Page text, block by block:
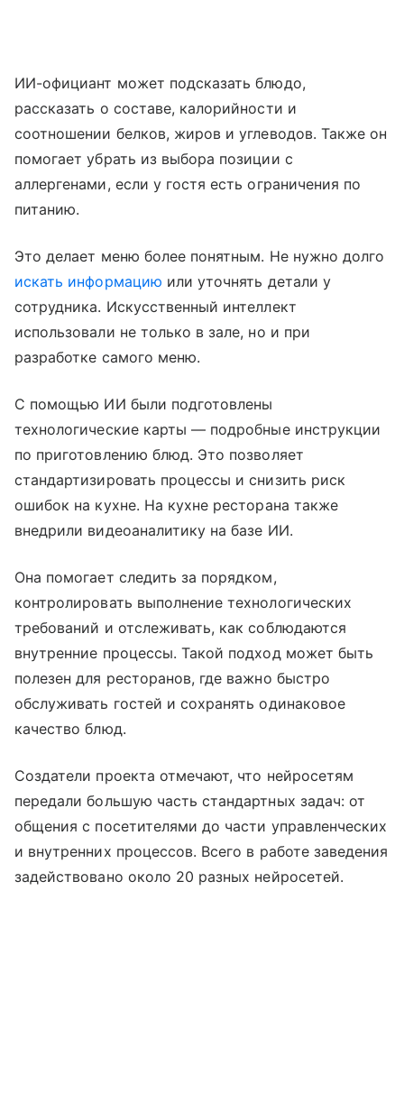
ИИ-официант может подсказать блюдо,
рассказать о составе, калорийности и
соотношении белков, жиров и углеводов. Также он
помогает убрать из выбора позиции с
аллергенами, если у гостя есть ограничения по
питанию.
Это делает меню более понятным. Не нужно долго
искать информацию или уточнять детали у
сотрудника. Искусственный интеллект
использовали не только в зале, но и при
разработке самого меню.
С помощью ИИ были подготовлены
технологические карты — подробные инструкции
по приготовлению блюд. Это позволяет
стандартизировать процессы и снизить риск
ошибок на кухне. На кухне ресторана также
внедрили видеоаналитику на базе ИИ.
Она помогает следить за порядком,
контролировать выполнение технологических
требований и отслеживать, как соблюдаются
внутренние процессы. Такой подход может быть
полезен для ресторанов, где важно быстро
обслуживать гостей и сохранять одинаковое
качество блюд.
Создатели проекта отмечают, что нейросетям
передали большую часть стандартных задач: от
общения с посетителями до части управленческих
и внутренних процессов. Всего в работе заведения
задействовано около 20 разных нейросетей.